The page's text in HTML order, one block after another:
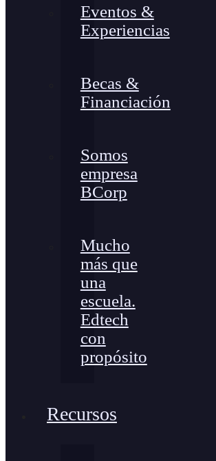
Eventos &
Experiencias
Becas &
Financiación
Somos
empresa
BCorp
Mucho
más que
una
escuela.
Edtech
con
propósito
Recursos